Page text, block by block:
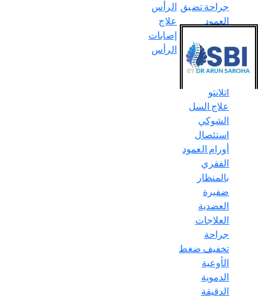
جراحة تضيق
العمود
علاج
الاضطرابات
المحورية في
أتلانتو
علاج السل
الشوكي
استئصال
أورام العمود
الفقري
بالمنظار
ضفيرة
العضدية
العلاجات
جراحة
تخفيف ضغط
الأوعية
الدموية
الدقيقة
الرأس
علاج
إصابات
الرأس